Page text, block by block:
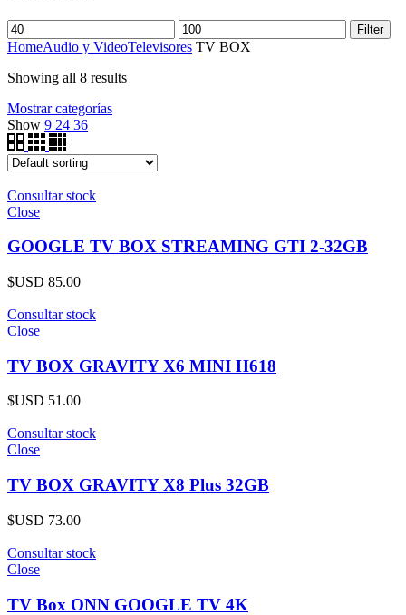
Filter
HomeAudio y VideoTelevisores TV BOX
Showing all 8 results
Mostrar categorías
Show 9 24 36
Consultar stock
Close
GOOGLE TV BOX STREAMING GTI 2-32GB
$USD 85.00
Consultar stock
Close
TV BOX GRAVITY X6 MINI H618
$USD 51.00
Consultar stock
Close
TV BOX GRAVITY X8 Plus 32GB
$USD 73.00
Consultar stock
Close
TV Box ONN GOOGLE TV 4K